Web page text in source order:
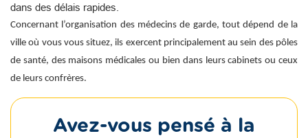
dans des délais rapides.
Concernant l’organisation des médecins de garde, tout dépend de la
ville où vous vous situez, ils exercent principalement au sein des pôles
de santé, des maisons médicales ou bien dans leurs cabinets ou ceux
de leurs confrères.
Avez-vous pensé à la